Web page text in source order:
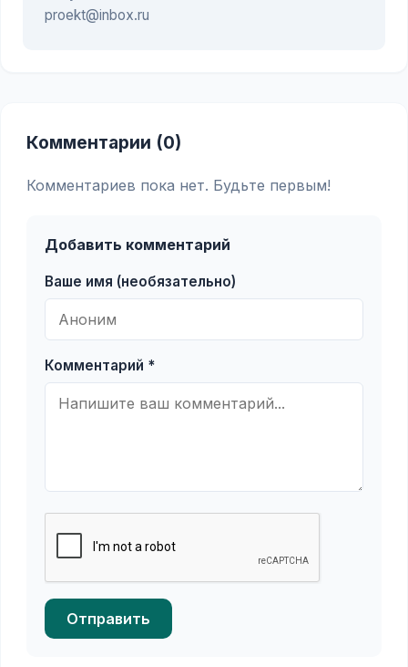
proekt@inbox.ru
Комментарии (0)
Комментариев пока нет. Будьте первым!
Добавить комментарий
Ваше имя (необязательно)
Комментарий *
Отправить